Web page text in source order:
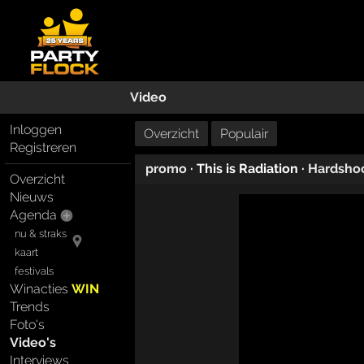
Video
Inloggen
Registreren
Overzicht
Nieuws
Agenda
nu & straks
kaart
festivals
WinactiesWIN
Trends
Foto's
Video's
Interviews
Overzicht Populair
promo· This is Radiation ·